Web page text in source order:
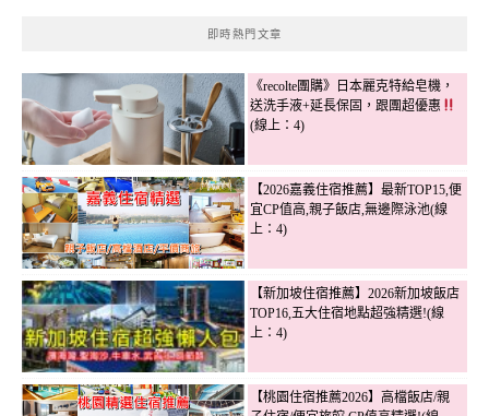
即時熱門文章
《recolte團購》日本麗克特給皂機，
送洗手液+延長保固，跟團超優惠
(線上：4)
【2026嘉義住宿推薦】最新TOP15,便
宜CP值高,親子飯店,無邊際泳池(線
上：4)
【新加坡住宿推薦】2026新加坡飯店
TOP16,五大住宿地點超強精選!(線
上：4)
【桃園住宿推薦2026】高檔飯店/親